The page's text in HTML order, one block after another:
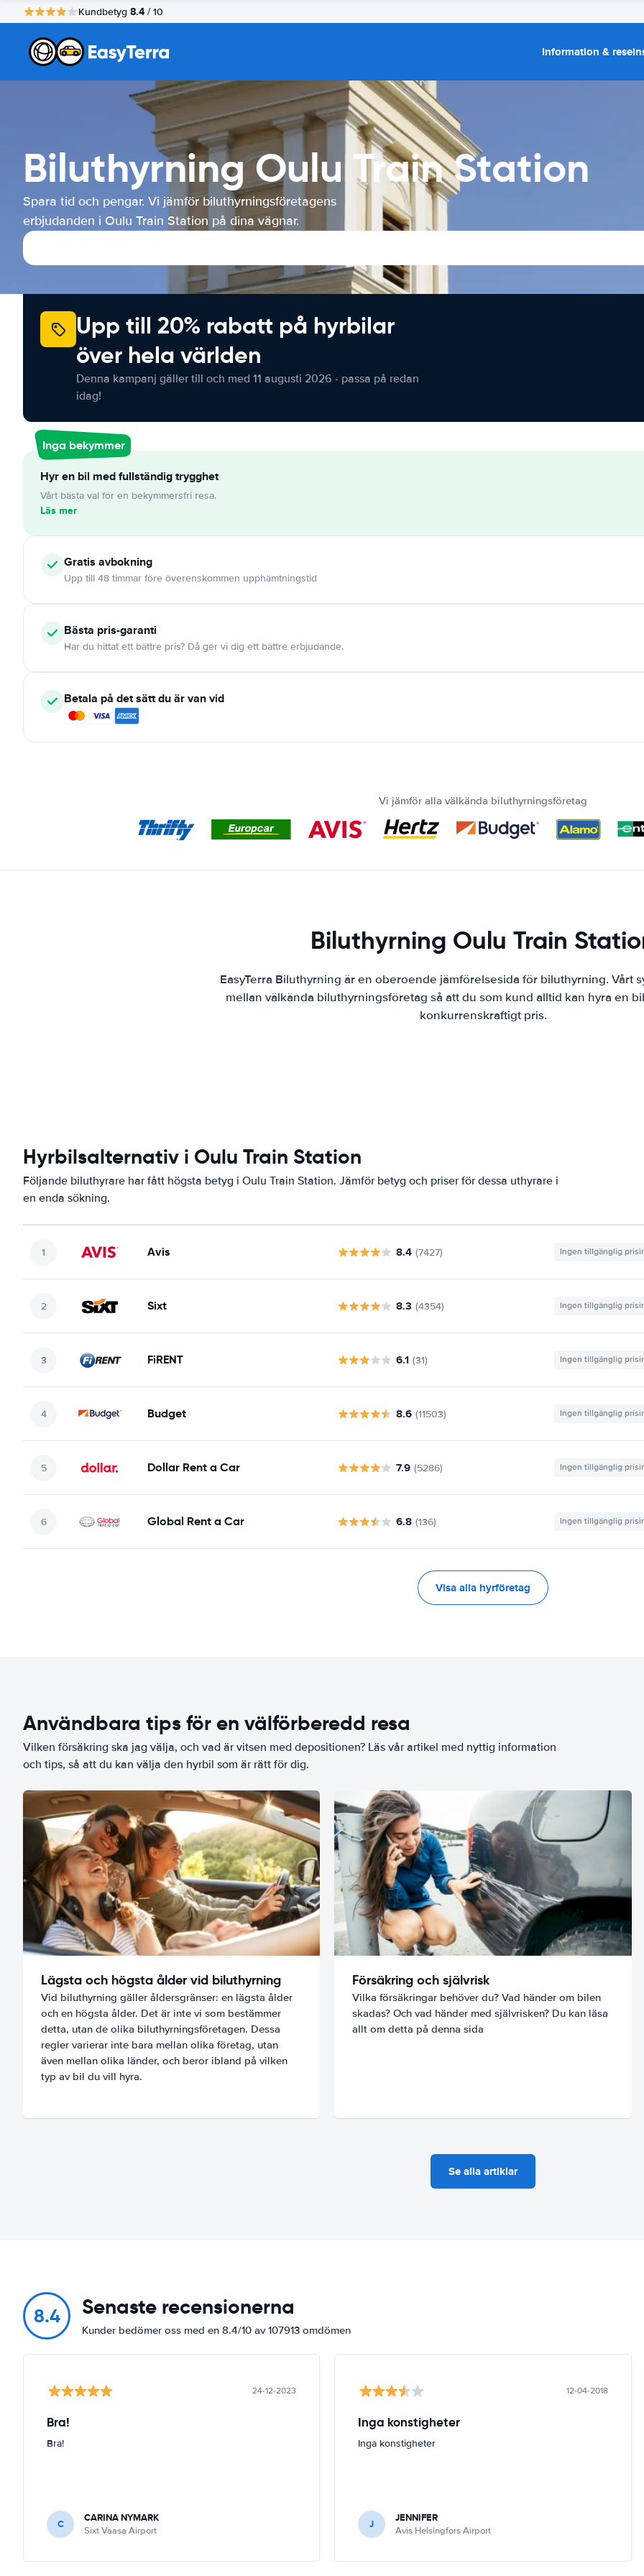
Kundbetyg 8.4 / 10
Information &
Biluthyrning Oulu Train Station
Spara tid och pengar. Vi jämför biluthyrningsföretagens
erbjudanden i Oulu Train Station på dina vägnar.
Upp till 20% rabatt på hyrbilar
över hela världen
Denna kampanj gäller till och med 11 augusti 2026 - passa på redan
idag!
Inga bekymmer
Hyr en bil med fullständig trygghet
Vårt bästa val för en bekymmersfri resa.
Läs mer
Gratis avbokning
Upp till 48 timmar före överenskommen upphämtningstid
Bästa pris-garanti
Har du hittat ett bättre pris? Då ger vi dig ett bättre erbjudande.
Betala på det sätt du är van vid
Vi jämför alla välkända biluthyrningsföretag
Biluthyrning Oulu Train
EasyTerra Biluthyrning är en oberoende jämförelsesida för biluthyrning. Vårt
mellan välkända biluthyrningsföretag så att du som kund alltid kan hyra en
konkurrenskraftigt pris.
Hyrbilsalternativ i Oulu Train Station
Följande biluthyrare har fått högsta betyg i Oulu Train Station. Jämför betyg och priser för dessa uthyrare i
en enda sökning.
Avis 8.4 (7427) Ingen tillgänglig
Sixt 8.3 (4354) Ingen tillgänglig
FiRENT 6.1 (31) Ingen tillgänglig
Budget 8.6 (11503) Ingen tillgänglig
Dollar Rent a Car 7.9 (5286) Ingen tillgänglig
Global Rent a Car 6.8 (136) Ingen tillgänglig
Visa alla hyrföretag
Användbara tips för en välförberedd resa
Vilken försäkring ska jag välja, och vad är vitsen med depositionen? Läs vår artikel med nyttig information
och tips, så att du kan välja den hyrbil som är rätt för dig.
Lägsta och högsta ålder vid biluthyrning
Vid biluthyrning gäller åldersgränser: en lägsta ålder
och en högsta ålder. Det är inte vi som bestämmer
detta, utan de olika biluthyrningsföretagen. Dessa
regler varierar inte bara mellan olika företag, utan
även mellan olika länder, och beror ibland på vilken
typ av bil du vill hyra.
Försäkring och självrisk
Vilka försäkringar behöver du? Vad händer om bilen
skadas? Och vad händer med självrisken? Du kan läsa
allt om detta på denna sida
Se alla artiklar
8.4 Senaste recensionerna
Kunder bedömer oss med en 8.4/10 av 107913 omdömen
24-12-2023
Bra!
Bra!
C CARINA NYMARK
Sixt Vaasa Airport
12-04-2018
Inga konstigheter
Inga konstigheter
J JENNIFER
Avis Helsingfors Airport